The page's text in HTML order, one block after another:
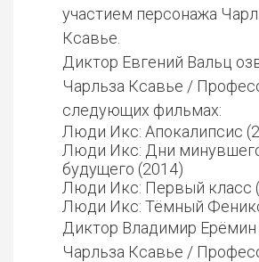
участием персонажа
Ксавье.
Диктор Евгений Вальц
Чарльза Ксавье /
следующих фильмах:
Люди Икс: Апокалипсис
Люди Икс: Дни
будущего (2014)
Люди Икс: Первый класс
Люди Икс: Тёмный
Диктор Владимир Ерёмин
Чарльза Ксавье /